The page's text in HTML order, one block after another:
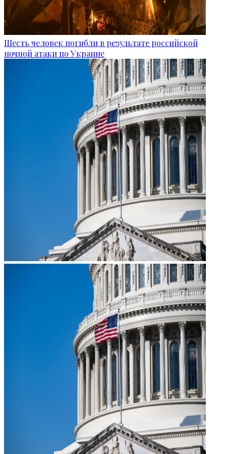
Шесть человек погибли в результате российской
ночной атаки по Украине